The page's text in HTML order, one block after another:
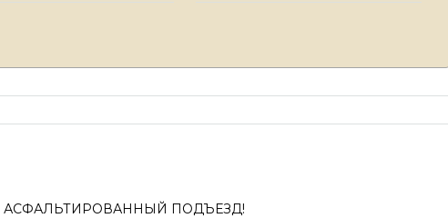
АСФАЛЬТИРОВАННЫЙ ПОДЪЕЗД!